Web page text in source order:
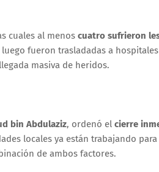
cuales al menos cuatro sufrieron
fueron trasladadas a
masiva de heridos.
bin Abdulaziz, ordenó el cierre
locales ya están trabajando
de ambos factores.